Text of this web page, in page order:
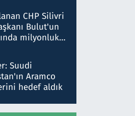
iddiasını
CHP Silivri
Bulut'un
milyonluk
verdi, ben
Suudi
Aramco
hedef aldık